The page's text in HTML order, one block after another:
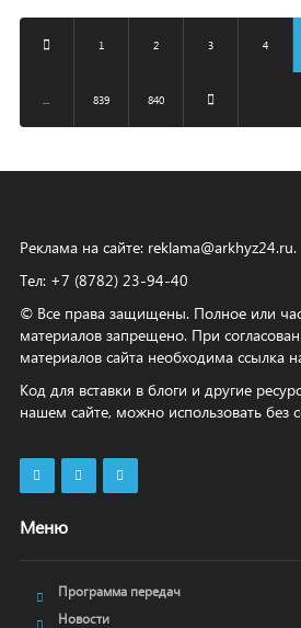
1 2 3 4
839 840
Реклама на сайте: reklama@arkhyz24.ru.
Тел: +7 (8782) 23‑94‑40
© Все права защищены. Полное или
материалов запрещено. При
материалов сайта необходима ссылка
Код для вставки в блоги и другие
нашем сайте, можно использовать без
Меню
Программа передач
Новости